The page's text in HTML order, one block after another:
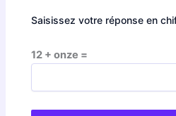
Saisissez votre réponse en
12 + onze =